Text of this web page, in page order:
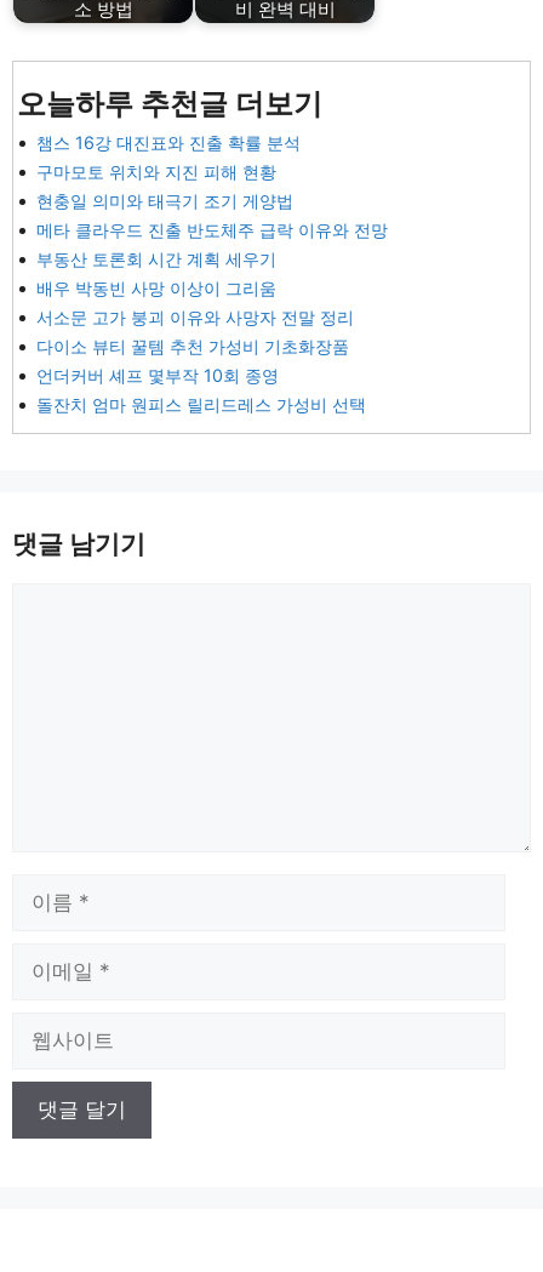
소 방법
비 완벽 대비
오늘하루 추천글 더보기
챔스 16강 대진표와 진출 확률 분석
구마모토 위치와 지진 피해 현황
현충일 의미와 태극기 조기 게양법
메타 클라우드 진출 반도체주 급락 이유와 전망
부동산 토론회 시간 계획 세우기
배우 박동빈 사망 이상이 그리움
서소문 고가 붕괴 이유와 사망자 전말 정리
다이소 뷰티 꿀템 추천 가성비 기초화장품
언더커버 셰프 몇부작 10회 종영
돌잔치 엄마 원피스 릴리드레스 가성비 선택
댓글 남기기